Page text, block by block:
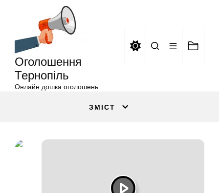
Оголошення
Тернопіль
Онлайн дошка оголошень
ЗМІСТ